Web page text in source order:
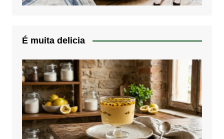
É muita delicia